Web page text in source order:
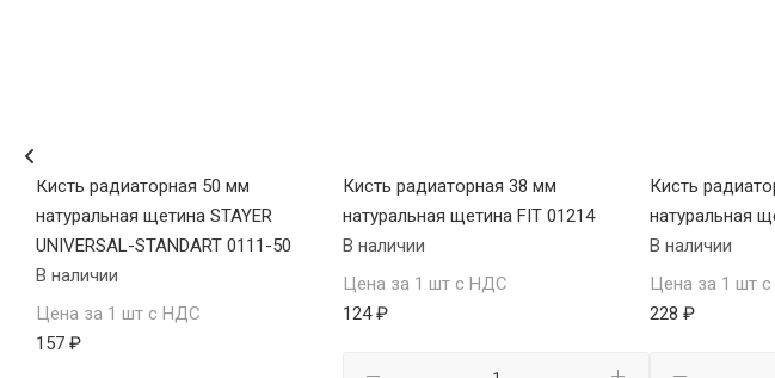
Кисть радиаторная 50 мм
натуральная щетина STAYER
UNIVERSAL-STANDART 0111-50
В наличии
Цена за 1 шт с НДС
157 ₽
Кисть радиаторная 38 мм
натуральная щетина FIT 01214
В наличии
Цена за 1 шт с НДС
124 ₽
Кисть
натуральная
В наличии
Цена за 1 шт
228 ₽